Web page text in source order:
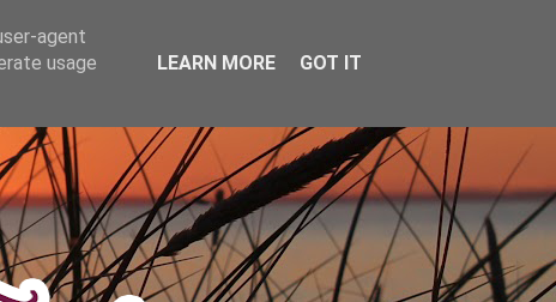
agent
usage
LEARN MORE GOT IT